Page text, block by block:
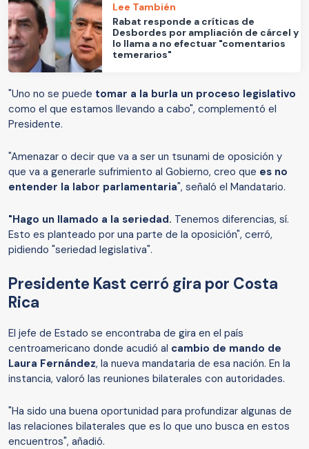
Lee También
Rabat responde a críticas de
Desbordes por ampliación de cárcel y
lo llama a no efectuar "comentarios
temerarios"
"Uno no se puede tomar a la burla un proceso legislativo
como el que estamos llevando a cabo", complementó el
Presidente.
"Amenazar o decir que va a ser un tsunami de oposición y
que va a generarle sufrimiento al Gobierno, creo que es no
entender la labor parlamentaria", señaló el Mandatario.
"Hago un llamado a la seriedad. Tenemos diferencias, sí.
Esto es planteado por una parte de la oposición", cerró,
pidiendo "seriedad legislativa".
Presidente Kast cerró gira por Costa
Rica
El jefe de Estado se encontraba de gira en el país
centroamericano donde acudió al cambio de mando de
Laura Fernández, la nueva mandataria de esa nación. En la
instancia, valoró las reuniones bilaterales con autoridades.
"Ha sido una buena oportunidad para profundizar algunas de
las relaciones bilaterales que es lo que uno busca en estos
encuentros", añadió.